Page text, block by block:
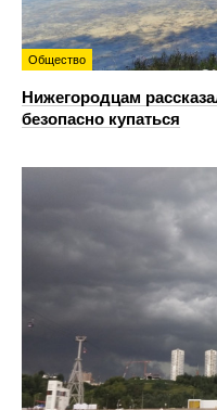
Общество
Нижегородцам
безопасно купаться